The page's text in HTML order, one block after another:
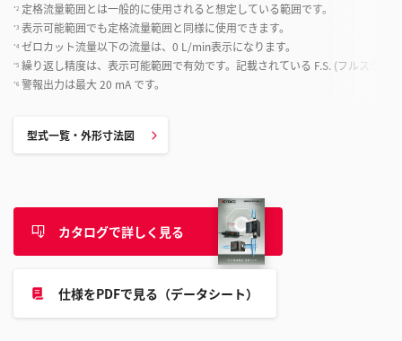
*2 定格流量範囲とは一般的に使用されると想定している範囲です。
*3 表示可能範囲でも定格流量範囲と同様に使用できます。
*4 ゼロカット流量以下の流量は、0 L/min表示になります。
*5 繰り返し精度は、表示可能範囲で有効です。記載されている F.S. (フルスケー
*6 警報出力は最大 20 mA です。
型式一覧・外形寸法図
カタログで詳しく見る
仕様をPDFで見る（データシート）